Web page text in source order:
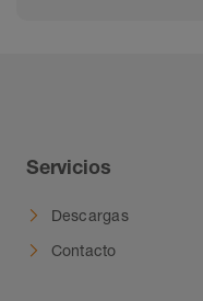
Servicios
Descargas
Contacto